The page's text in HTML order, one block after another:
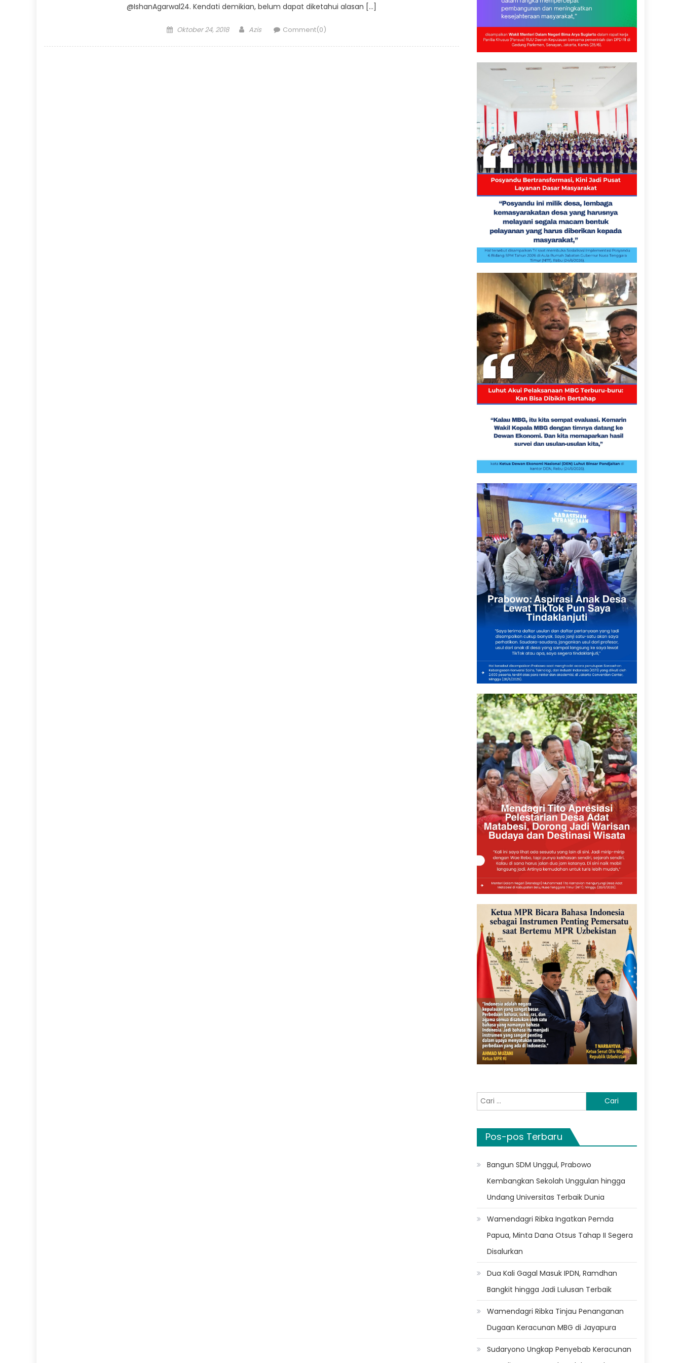
@IshanAgarwal24. Kendati demikian, belum dapat diketahui alasan […]
Posted
Oktober 24, 2018 Author
Azis Comment(0)
Cari
untuk:
Pos-pos Terbaru
Bangun SDM Unggul, Prabowo
Kembangkan Sekolah Unggulan hingga
Undang Universitas Terbaik Dunia
Wamendagri Ribka Ingatkan Pemda
Papua, Minta Dana Otsus Tahap II Segera
Disalurkan
Dua Kali Gagal Masuk IPDN, Ramdhan
Bangkit hingga Jadi Lulusan Terbaik
Wamendagri Ribka Tinjau Penanganan
Dugaan Keracunan MBG di Jayapura
Sudaryono Ungkap Penyebab Keracunan